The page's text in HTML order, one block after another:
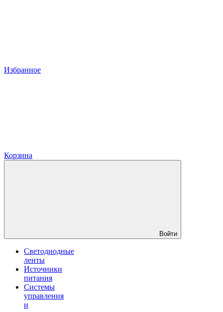
Избранное
Корзина
Войти
Светодиодные
ленты
Источники
питания
Системы
управления
и